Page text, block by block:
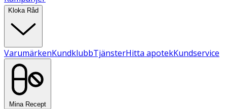
Kloka Råd
VarumärkenKundklubbTjänsterHitta apotekKundservice
Mina Recept